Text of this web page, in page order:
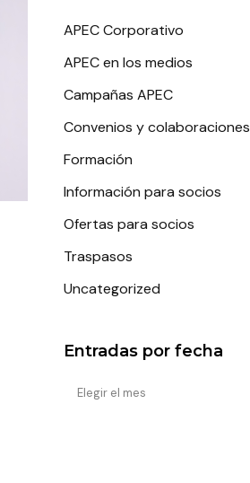
APEC Corporativo
APEC en los medios
Campañas APEC
Convenios y colaboraciones
Formación
Información para socios
Ofertas para socios
Traspasos
Uncategorized
Entradas por fecha
Entradas